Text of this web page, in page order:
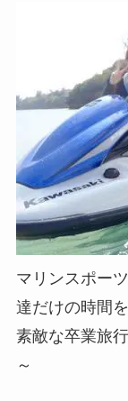
マリンスポー
達だけの時間
素敵な卒業旅
～